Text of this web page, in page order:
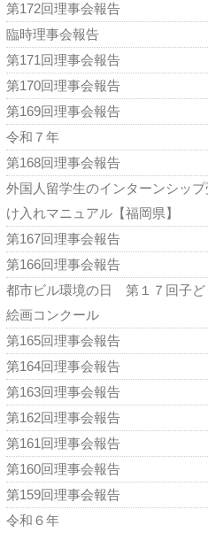
第172回理事会報告
臨時理事会報告
第171回理事会報告
第170回理事会報告
第169回理事会報告
令和７年
第168回理事会報告
外国人留学生のインターンシップ
け入れマニュアル【福岡県】
第167回理事会報告
第166回理事会報告
都市ビル環境の日 第１７回子ど
絵画コンクール
第165回理事会報告
第164回理事会報告
第163回理事会報告
第162回理事会報告
第161回理事会報告
第160回理事会報告
第159回理事会報告
令和６年